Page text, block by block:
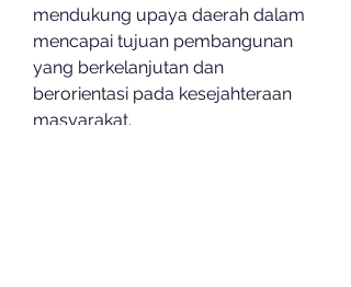
mendukung upaya daerah dalam
mencapai tujuan pembangunan
yang berkelanjutan dan
berorientasi pada kesejahteraan
masyarakat.